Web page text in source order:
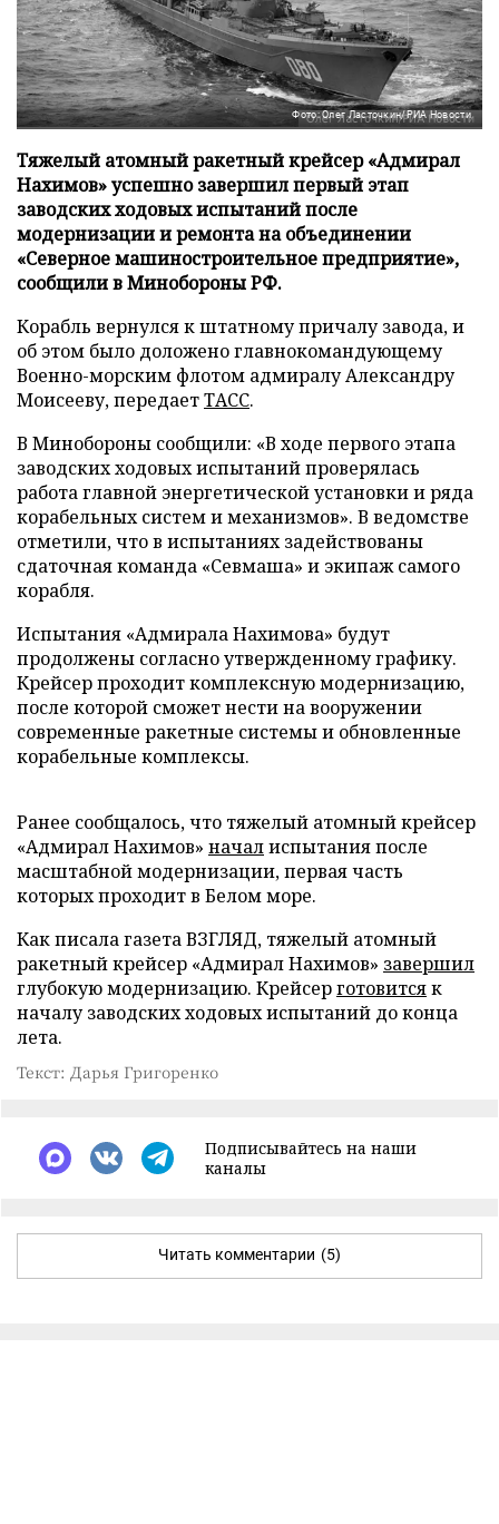
Фото: Олег Ласточкин/РИА Новости
Тяжелый атомный ракетный крейсер «Адмирал
Нахимов» успешно завершил первый этап
заводских ходовых испытаний после
модернизации и ремонта на объединении
«Северное машиностроительное предприятие»,
сообщили в Минобороны РФ.
Корабль вернулся к штатному причалу завода, и
об этом было доложено главнокомандующему
Военно-морским флотом адмиралу Александру
Моисееву, передаетТАСС.
В Минобороны сообщили: «В ходе первого этапа
заводских ходовых испытаний проверялась
работа главной энергетической установки и ряда
корабельных систем и механизмов». В ведомстве
отметили, что в испытаниях задействованы
сдаточная команда «Севмаша» и экипаж самого
корабля.
Испытания «Адмирала Нахимова» будут
продолжены согласно утвержденному графику.
Крейсер проходит комплексную модернизацию,
после которой сможет нести на вооружении
современные ракетные системы и обновленные
корабельные комплексы.
Ранее сообщалось, что тяжелый атомный крейсер
«Адмирал Нахимов» началиспытания после
масштабной модернизации, первая часть
которых проходит в Белом море.
Как писала газета ВЗГЛЯД, тяжелый атомный
ракетный крейсер «Адмирал Нахимов» завершил
глубокую модернизацию. Крейсерготовитсяк
началу заводских ходовых испытаний до конца
лета.
Текст: Дарья Григоренко
Подписывайтесь на наши
каналы
Читать комментарии (5)